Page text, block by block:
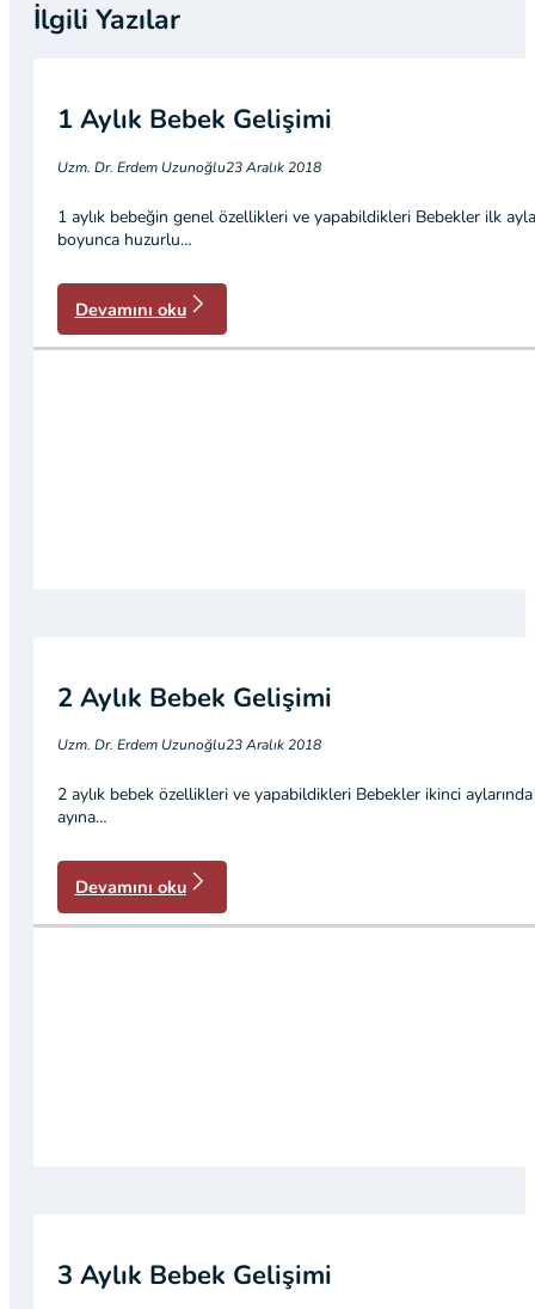
İlgili Yazılar
1 Aylık Bebek Gelişimi
Uzm. Dr. Erdem Uzunoğlu23 Aralık 2018
1 aylık bebeğin genel özellikleri ve yapabildikleri Bebekler ilk
boyunca huzurlu…
Devamını oku
2 Aylık Bebek Gelişimi
Uzm. Dr. Erdem Uzunoğlu23 Aralık 2018
2 aylık bebek özellikleri ve yapabildikleri Bebekler ikinci
ayına…
Devamını oku
3 Aylık Bebek Gelişimi